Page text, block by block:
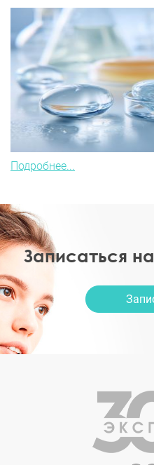
Подробнее...
Записаться